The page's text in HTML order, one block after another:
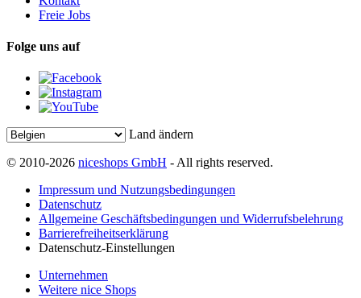
Freie Jobs
Folge uns auf
Land ändern
© 2010-2026 niceshops GmbH - All rights reserved.
Impressum und Nutzungsbedingungen
Datenschutz
Allgemeine Geschäftsbedingungen und Widerrufsbelehrung
Barrierefreiheitserklärung
Datenschutz-Einstellungen
Unternehmen
Weitere nice Shops